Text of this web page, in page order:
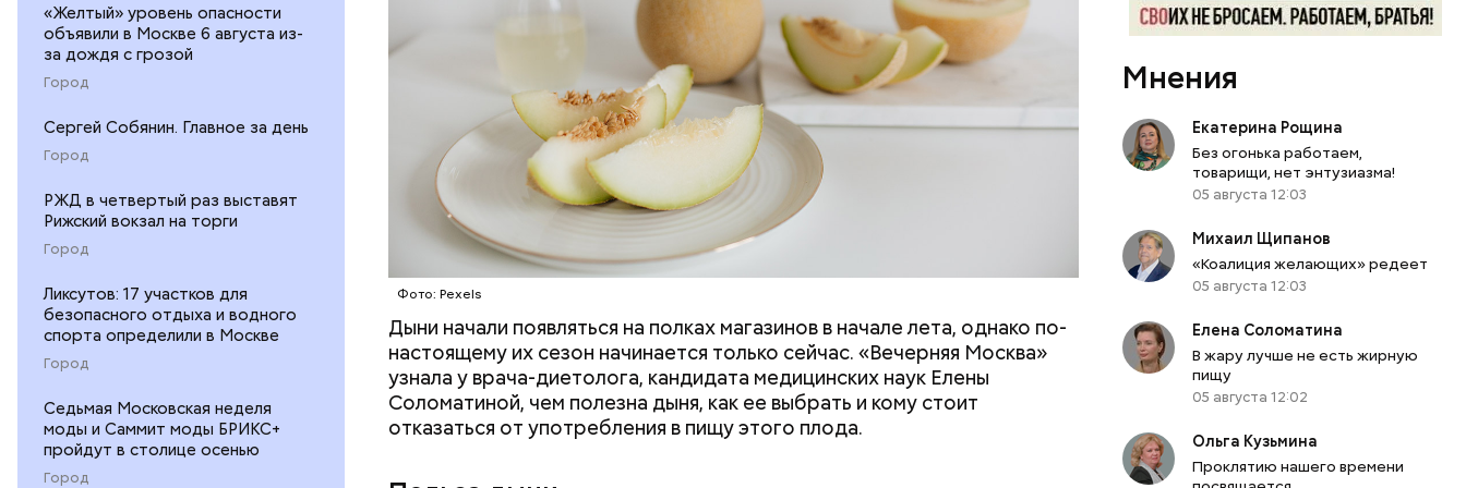
«Желтый» уровень опасности
объявили в Москве 6 августа из-
за дождя с грозой
Город
Сергей Собянин. Главное за день
Город
РЖД в четвертый раз выставят
Рижский вокзал на торги
Город
Ликсутов: 17 участков для
безопасного отдыха и водного
спорта определили в Москве
Город
Седьмая Московская неделя
моды и Саммит моды БРИКС+
пройдут в столице осенью
Город
Фото: Pexels
Дыни начали появляться на полках магазинов в начале лета, однако по-
настоящему их сезон начинается только сейчас. «Вечерняя Москва»
узнала у врача-диетолога, кандидата медицинских наук Елены
Соломатиной, чем полезна дыня, как ее выбрать и кому стоит
отказаться от употребления в пищу этого плода.
— Если человек уже болеет мочекаменной болезнью, щавель ему не
рекомендуется. При артрите, гастрите, холецистите, синдроме
раздраженного кишечника, язвах и панкреатите продукт тоже лучше
исключить из рациона, — предупредила врач. — Он может привести к
повышению кислотности желудка и раздражать слизистые оболочки.
Мнения
Екатерина Рощина
Без огонька работаем,
товарищи, нет энтузиазма!
05 августа 12:03
Михаил Щипанов
«Коалиция желающих» редеет
05 августа 12:03
Елена Соломатина
В жару лучше не есть жирную
пищу
05 августа 12:02
Ольга Кузьмина
Проклятию нашего времени